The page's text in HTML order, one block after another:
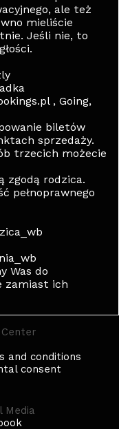
ale też
mieliście
Jeśli nie, to
, Going,
biletów
sprzedaży.
trzecich możecie
zgodą rodzica.
pełnoprawnego
Was do
zamiast ich
and conditions
consent
Media